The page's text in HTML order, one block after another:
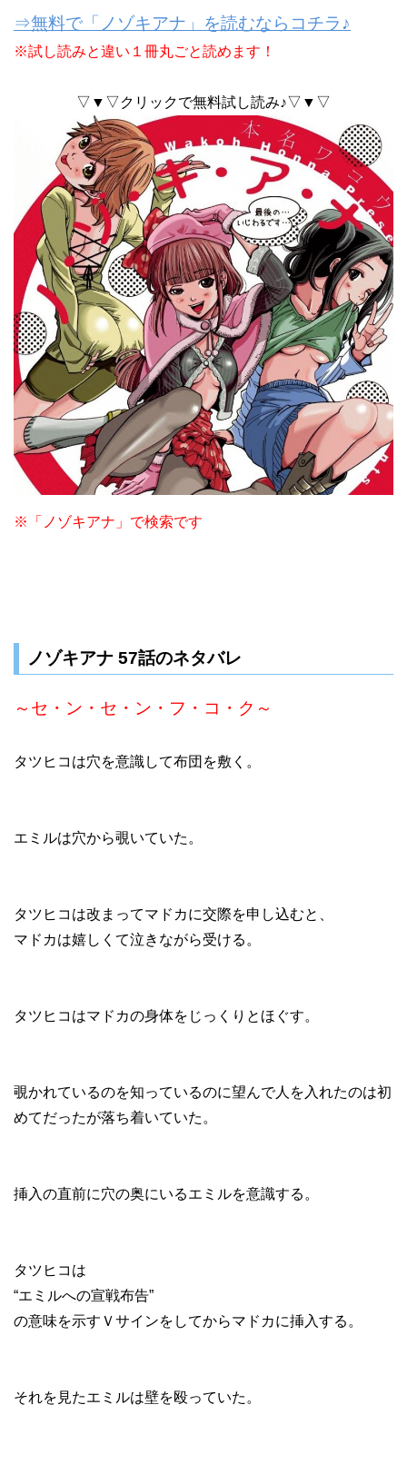
⇒無料で「ノゾキアナ」を読むならコチラ♪
※試し読みと違い１冊丸ごと読めます！
▽▼▽クリックで無料試し読み♪▽▼▽
※「ノゾキアナ」で検索です
ノゾキアナ 57話のネタバレ
～セ・ン・セ・ン・フ・コ・ク～
タツヒコは穴を意識して布団を敷く。
エミルは穴から覗いていた。
タツヒコは改まってマドカに交際を申し込むと、
マドカは嬉しくて泣きながら受ける。
タツヒコはマドカの身体をじっくりとほぐす。
覗かれているのを知っているのに望んで人を入れたのは初
めてだったが落ち着いていた。
挿入の直前に穴の奥にいるエミルを意識する。
タツヒコは
“エミルへの宣戦布告”
の意味を示すＶサインをしてからマドカに挿入する。
それを見たエミルは壁を殴っていた。